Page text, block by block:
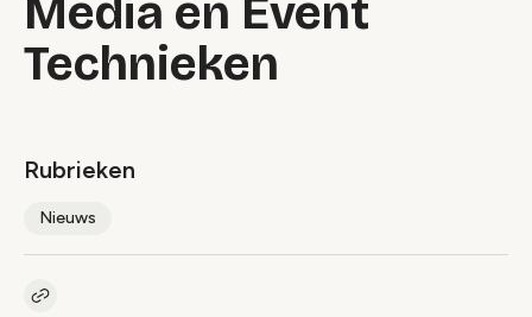
Media en Event
Technieken
Rubrieken
Nieuws
Kopieer link naar artikel